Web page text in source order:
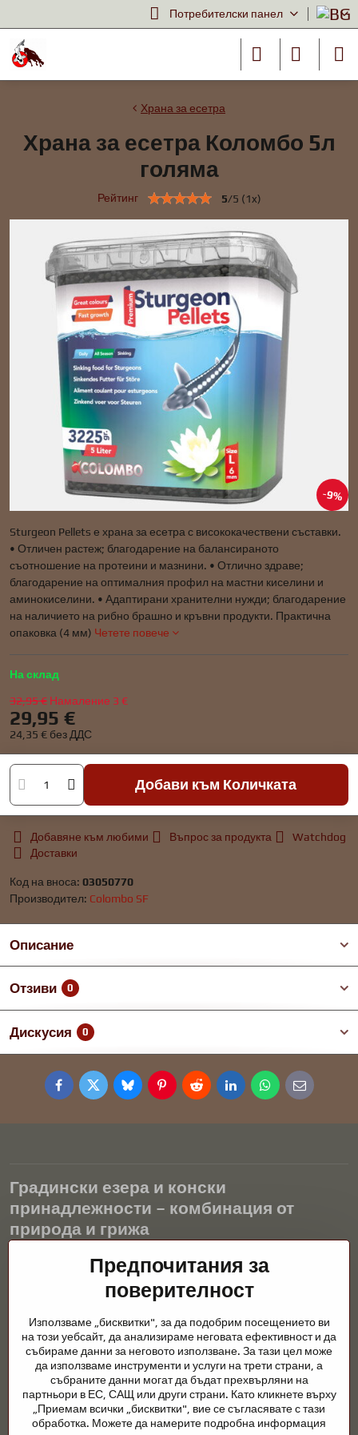
Потребителски панел
9%
Храна за есетра
Храна за есетра Коломбо 5л
голяма
Рейтинг 5/5 (1x)
Sturgeon Pellets е храна за есетра с висококачествени съставки.
• Отличен растеж; благодарение на балансираното
съотношение на протеини и мазнини. • Отлично здраве;
благодарение на оптималния профил на мастни киселини и
аминокиселини. • Адаптирани хранителни нужди; благодарение
на наличието на рибно брашно и кръвни продукти. Практична
опаковка (4 мм) Четете повече
На склад
32,95 € Намаление 3 €
29,95 €
24,35 € без ДДС
Добави към Количката
Добавяне към любими Въпрос за продукта
Watchdog
Доставки
Код на вноса: 03050770
Производител: Colombo SF
Описание
Отзиви 0
Дискусия 0
FacebookTwitterBlueskyPinterestRedditLinkedInWhatsApp
E-
mail
Градински езера и конски
принадлежности – комбинация от
природа и грижа
Градинските езера са красиво допълнение към всеки екстериор
и създават хармонична среда за релаксация и живот на водните
животни. Правилната технология, филтрацията и редовната
през цялата година. Също толкова важна е грижата за
животните, които са част от нашия живот.
Конете се нуждаят от висококачествени конски принадлежности,
правилно хранене и отговорни грижи, за да бъдат здрави, силни
и доволни. Независимо дали става въпрос за екипировка за
ездачи, развъдчици или любители на природата, целта е да се
Предпочитания за
поверителност
Използваме „бисквитки", за да подобрим посещението ви
на този уебсайт, да анализираме неговата ефективност и да
събираме данни за неговото използване. За тази цел може
да използваме инструменти и услуги на трети страни, а
събраните данни могат да бъдат прехвърляни на
партньори в ЕС, САЩ или други страни. Като кликнете върху
„Приемам всички „бисквитки", вие се съгласявате с тази
обработка. Можете да намерите подробна информация